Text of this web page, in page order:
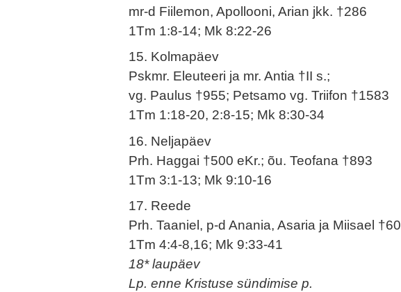
mr-d Fiilemon, Apollooni, Arian jkk. †286
1Tm 1:8-14; Mk 8:22-26
15. Kolmapäev
Pskmr. Eleuteeri ja mr. Antia †II s.;
vg. Paulus †955; Petsamo vg. Triifon †1583
1Tm 1:18-20, 2:8-15; Mk 8:30-34
16. Neljapäev
Prh. Haggai †500 eKr.; õu. Teofana †893
1Tm 3:1-13; Mk 9:10-16
17. Reede
Prh. Taaniel, p-d Anania, Asaria ja Miisael
1Tm 4:4-8,16; Mk 9:33-41
18* laupäev
Lp. enne Kristuse sündimise p.